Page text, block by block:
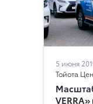
5 июня
Тойота